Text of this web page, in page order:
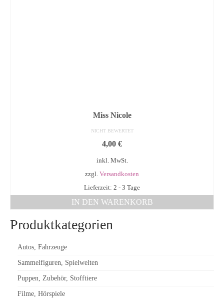
Miss Nicole
NICHT BEWERTET
4,00 €
inkl. MwSt.
zzgl. Versandkosten
Lieferzeit: 2 - 3 Tage
IN DEN WARENKORB
Produktkategorien
Autos, Fahrzeuge
Sammelfiguren, Spielwelten
Puppen, Zubehör, Stofftiere
Filme, Hörspiele